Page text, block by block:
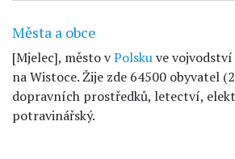
Města a obce
[Mjelec], město vPolskuve vojvodství
na Wistoce. Žije zde 64500 obyvatel
dopravních prostředků, letectví,
potravinářský.